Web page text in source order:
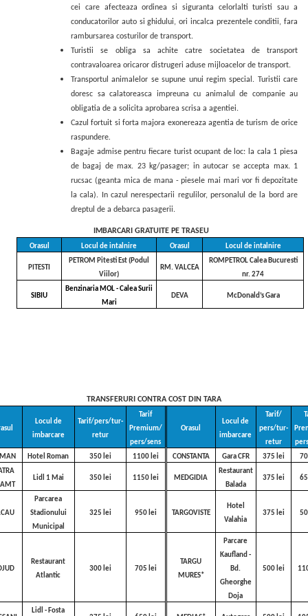
cei care afecteaza ordinea si siguranta celorlalti turisti sau a
conducatorilor auto si ghidului, ori incalca prezentele conditii, fara
rambursarea costurilor de transport.
Turistii se obliga sa achite catre societatea de transport
contravaloarea oricaror distrugeri aduse mijloacelor de transport.
Transportul animalelor se supune unui regim special. Turistii care
doresc sa calatoreasca impreuna cu animalul de companie au
obligatia de a solicita aprobarea scrisa a agentiei.
Cazul fortuit si forta majora exonereaza agentia de turism de orice
raspundere.
Bagaje admise pentru fiecare turist ocupant de loc: la cala 1 piesa
de bagaj de max. 23 kg/pasager; in autocar se accepta max. 1
rucsac (geanta mica de mana - piesele mai mari vor fi depozitate
la cala). In cazul nerespectarii regulilor, personalul de la bord are
dreptul de a debarca pasagerii.
IMBARCARI GRATUITE PE TRASEU
Orasul Locul de intalnire Orasul Locul de intalnire
PITESTI
PETROM Pitesti Est (Podul
Viilor)
RM. VALCEA
ROMPETROL Calea Bucuresti
nr. 274
SIBIU
Benzinaria MOL - Calea Surii
Mari
DEVA McDonald’s Gara
TRANSFERURI CONTRA COST DIN TARA
Locul de
imbarcare
Tarif/pers/tur-
retur
Tarif
Premium/
pers/sens
Orasul
Locul de
imbarcare
Tarif/
pers/tur-
retur
Hotel Roman 350 lei 1100 lei CONSTANTA Gara CFR 375 lei
Lidl 1 Mai 350 lei 1150 lei MEDGIDIA
Restaurant
Balada
375 lei
Parcarea
Stadionului
Municipal
325 lei 950 lei TARGOVISTE
Hotel
Valahia
375 lei
Restaurant
Atlantic
300 lei 705 lei
TARGU
MURES*
Parcare
Kaufland -
Bd.
Gheorghe
Doja
500 lei
Lidl - Fosta